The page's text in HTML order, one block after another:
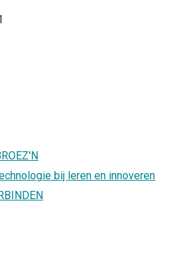
bij leren en innoveren